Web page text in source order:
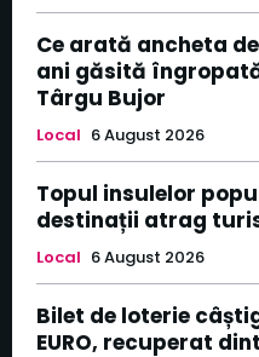
Ce arată ancheta
ani găsită
Târgu Bujor
Local 6 August 2026
Topul insulelor
destinații atrag
Local 6 August 2026
Bilet de loterie
EURO, recuperat